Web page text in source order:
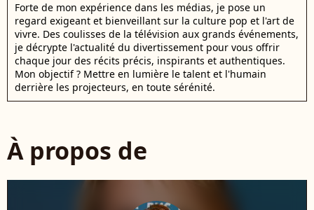
Forte de mon expérience dans les médias, je pose un
regard exigeant et bienveillant sur la culture pop et l'art de
vivre. Des coulisses de la télévision aux grands événements,
je décrypte l'actualité du divertissement pour vous offrir
chaque jour des récits précis, inspirants et authentiques.
Mon objectif ? Mettre en lumière le talent et l'humain
derrière les projecteurs, en toute sérénité.
À propos de